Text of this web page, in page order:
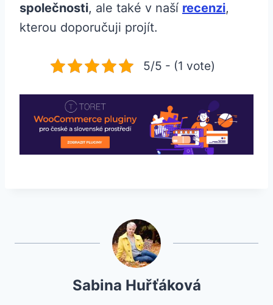
společnosti, ale také v naší recenzi,
kterou doporučuji projít.
5/5 - (1 vote)
Sabina Huřťáková